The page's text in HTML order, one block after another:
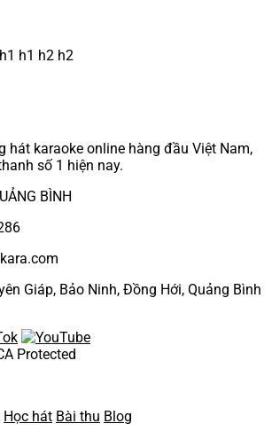
h1 h2 h2
hát karaoke online hàng đầu Việt Nam,
số 1 hiện nay.
BÌNH
Giáp, Bảo Ninh, Đồng Hới, Quảng Bình
Học hát Bài thu Blog